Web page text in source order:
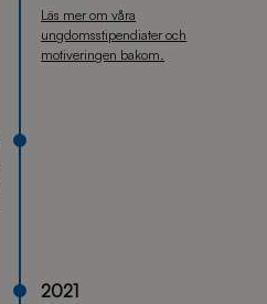
Läs mer om våra
ungdomsstipendiater och
motiveringen bakom.
2021